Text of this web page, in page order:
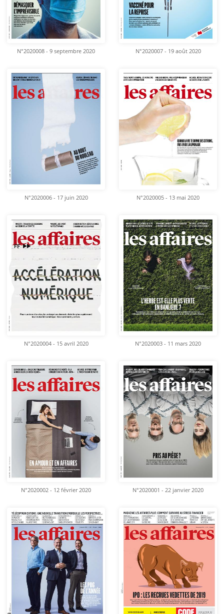
N°2020008 - 9 septembre 2020 N°2020007 - 19 août 2020
N°2020006 - 17 juin 2020 N°2020005 - 13 mai 2020
N°2020004 - 15 avril 2020 N°2020003 - 11 mars 2020
N°2020002 - 12 février 2020 N°2020001 - 22 janvier 2020